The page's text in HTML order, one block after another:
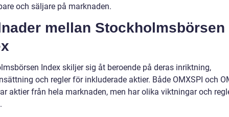
och säljare på marknaden.
mellan Stockholmsbörsen
Index skiljer sig åt beroende på deras inriktning,
och regler för inkluderade aktier. Både OMXSPI och
aktier från hela marknaden, men har olika viktningar och